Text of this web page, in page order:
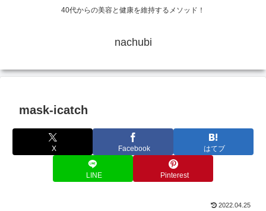
40代からの美容と健康を維持するメソッド！
nachubi
mask-icatch
X Facebook はてブ
LINE Pinterest
2022.04.25